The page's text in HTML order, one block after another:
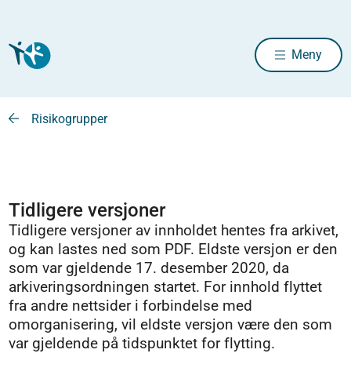
Meny
Risikogrupper
Tidligere versjoner
Tidligere versjoner av innholdet hentes fra arkivet,
og kan lastes ned som PDF. Eldste versjon er den
som var gjeldende 17. desember 2020, da
arkiveringsordningen startet. For innhold flyttet
fra andre nettsider i forbindelse med
omorganisering, vil eldste versjon være den som
var gjeldende på tidspunktet for flytting.